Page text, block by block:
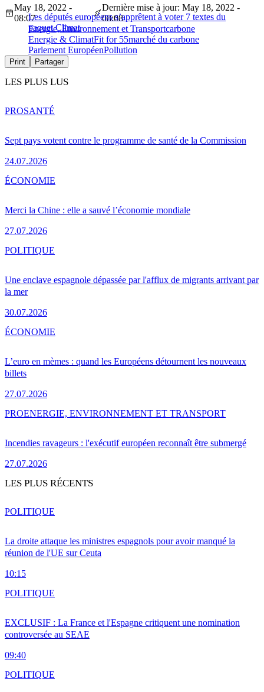
Les députés européens s’apprêtent à voter 7 textes du
paquet Climat
May 18, 2022 -
08:07
Dernière mise à jour: May 18, 2022 -
08:08
Energie, Environnement et Transportcarbone
Energie & ClimatFit for 55marché du carbone
Parlement EuropéenPollution
Print Partager
LES PLUS LUS
Sept pays votent contre le programme de santé de la Commission
24.07.2026
PROSANTÉ
Merci la Chine : elle a sauvé l’économie mondiale
27.07.2026
ÉCONOMIE
Une enclave espagnole dépassée par l'afflux de migrants arrivant par
la mer
30.07.2026
POLITIQUE
L’euro en mèmes : quand les Européens détournent les nouveaux
billets
27.07.2026
ÉCONOMIE
Incendies ravageurs : l'exécutif européen reconnaît être submergé
27.07.2026
PROENERGIE, ENVIRONNEMENT ET TRANSPORT
LES PLUS RÉCENTS
La droite attaque les ministres espagnols pour avoir manqué la
réunion de l'UE sur Ceuta
10:15
POLITIQUE
EXCLUSIF : La France et l'Espagne critiquent une nomination
controversée au SEAE
09:40
POLITIQUE
POLITIQUE